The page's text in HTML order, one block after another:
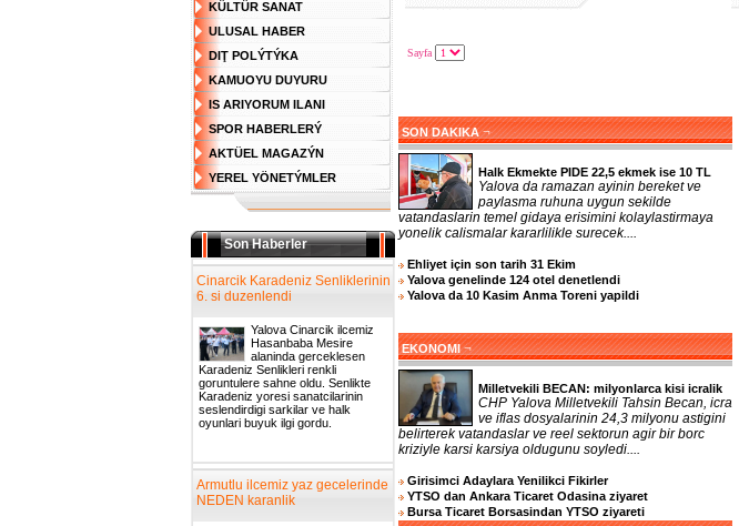
KÜLTÜR SANAT
ULUSAL HABER
DIŢ POLÝTÝKA
KAMUOYU DUYURU
IS ARIYORUM ILANI
SPOR HABERLERÝ
AKTÜEL MAGAZÝN
YEREL YÖNETÝMLER
Son Haberler
Cinarcik Karadeniz Senliklerinin
6. si duzenlendi
Yalova Cinarcik ilcemiz
Hasanbaba Mesire
alaninda gerceklesen
Karadeniz Senlikleri renkli
goruntulere sahne oldu. Senlikte
Karadeniz yoresi sanatcilarinin
seslendirdigi sarkilar ve halk
oyunlari buyuk ilgi gordu.
Armutlu ilcemiz yaz gecelerinde
NEDEN karanlik
Sayfa
SON DAKIKA ¬
Halk Ekmekte PIDE 22,5 ekmek ise 10 TL
Yalova da ramazan ayinin bereket ve
paylasma ruhuna uygun sekilde
vatandaslarin temel gidaya erisimini kolaylastirmaya
yonelik calismalar kararlilikle surecek....
Ehliyet için son tarih 31 Ekim
Yalova genelinde 124 otel denetlendi
Yalova da 10 Kasim Anma Toreni yapildi
EKONOMI ¬
Milletvekili BECAN: milyonlarca kisi icralik
CHP Yalova Milletvekili Tahsin Becan, icra
ve iflas dosyalarinin 24,3 milyonu astigini
belirterek vatandaslar ve reel sektorun agir bir borc
kriziyle karsi karsiya oldugunu soyledi....
Girisimci Adaylara Yenilikci Fikirler
YTSO dan Ankara Ticaret Odasina ziyaret
Bursa Ticaret Borsasindan YTSO ziyareti